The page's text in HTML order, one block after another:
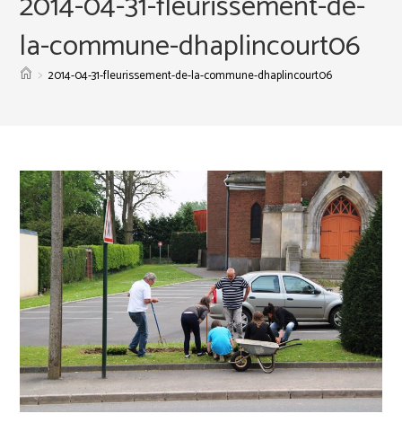
la-commune-dhaplincourt06
> 2014-04-31-fleurissement-de-la-commune-dhaplincourt06